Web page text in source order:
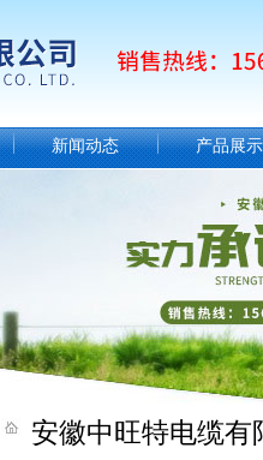
新闻动态 产品展示
安徽中旺特电缆